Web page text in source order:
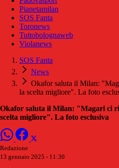
Pianetamilan
SOS Fanta
Toronews
Tuttobolognaweb
Violanews
SOS Fanta
News
Okafor saluta il Milan:
la scelta migliore". La foto
Okafor saluta il Milan: "Magari ci
scelta migliore". La foto esclusiva
Redazione
13 gennaio 2025 - 11:30